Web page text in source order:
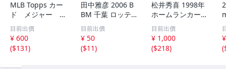
MLB Topps カー
ド メジャー 1
00枚 2
目前出價
¥ 600
($131)
田中雅彦 2006 B
BM 千葉 ロッテ
マリーンズ トレ
カ プロ野球 カー
ド M37 スポーツ
アスリート トレ
目前出價
¥ 50
($11)
松井秀喜 1998年
ホームランカード
150号 記念カード
3枚セット 読売ジ
ャイアンツ 日本
テレビ 劇空間プ
目前出價
¥ 1,000
($218)
(